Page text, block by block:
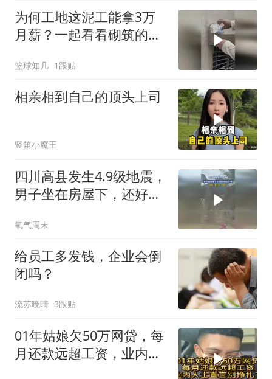
为何工地这泥工能拿3万
月薪？一起看看砌筑的阳
篮球知几 1跟贴
相亲相到自己的顶头上司
竖笛小魔王
四川高县发生4.9级地震，
男子坐在房屋下，还好跑
氧气周末
给员工多发钱，企业会倒
闭吗？
流苏晚晴 3跟贴
01年姑娘欠50万网贷，每
月还款远超工资，业内人